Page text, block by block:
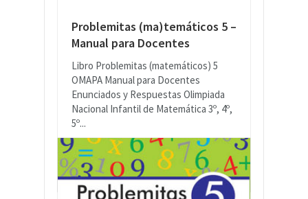
Problemitas (ma)temáticos 5 –
Manual para Docentes
Libro Problemitas (matemáticos) 5
OMAPA Manual para Docentes
Enunciados y Respuestas Olimpiada
Nacional Infantil de Matemática 3º, 4º,
5º...
READ MORE